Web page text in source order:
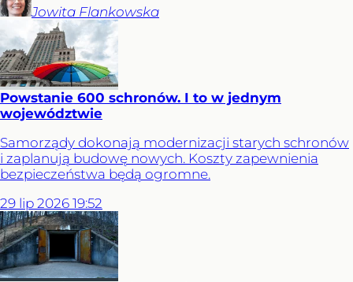
Jowita Flankowska
Powstanie 600 schronów. I to w jednym
województwie
Samorządy dokonają modernizacji starych schronów
i zaplanują budowę nowych. Koszty zapewnienia
bezpieczeństwa będą ogromne.
29 lip 2026 19:52